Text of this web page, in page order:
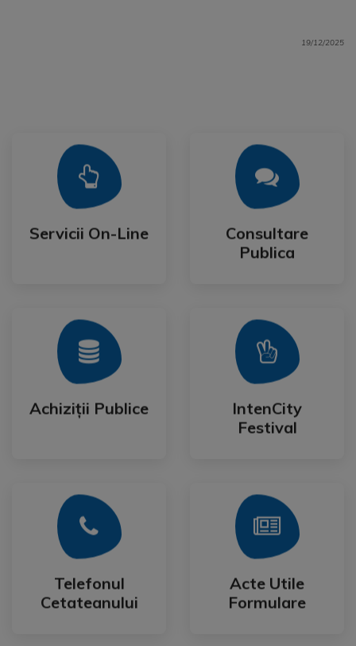
19/12/2025
Servicii On-Line
Servicii On-Line
Mai Mult
Consultare
Publica
Consultare
Publica
Mai Mult
Achiziții Publice
Achiziții Publice
Mai Mult
IntenCity
Festival
IntenCity
Festival
Mai Mult
Telefonul
Cetateanului
Telefonul
Cetateanului
Mai Mult
Acte Utile
Formulare
Acte Utile
Formulare
Mai Mult